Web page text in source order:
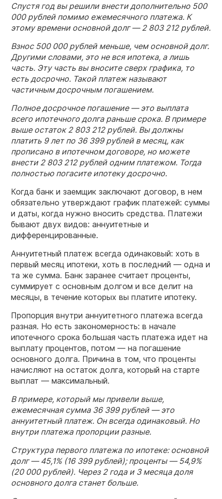
Спустя год вы решили внести дополнительно 500
000 рублей помимо ежемесячного платежа. К
этому времени основной долг — 2 803 212 рублей.
Взнос 500 000 рублей меньше, чем основной долг.
Другими словами, это не вся ипотека, а лишь
часть. Эту часть вы вносите сверх графика, то
есть досрочно. Такой платеж называют
частичным досрочным погашением.
Полное досрочное погашение — это выплата
всего ипотечного долга раньше срока. В примере
выше остаток 2 803 212 рублей. Вы должны
платить 9 лет по 36 399 рублей в месяц, как
прописано в ипотечном договоре, но можете
внести 2 803 212 рублей одним платежом. Тогда
полностью погасите ипотеку досрочно.
Когда банк и заемщик заключают договор, в нем
обязательно утверждают график платежей: суммы
и даты, когда нужно вносить средства. Платежи
бывают двух видов: аннуитетные и
дифференцированные.
Аннуитетный платеж всегда одинаковый: хоть в
первый месяц ипотеки, хоть в последний — одна и
та же сумма. Банк заранее считает проценты,
суммирует с основным долгом и все делит на
месяцы, в течение которых вы платите ипотеку.
Пропорция внутри аннуитетного платежа всегда
разная. Но есть закономерность: в начале
ипотечного срока большая часть платежа идет на
выплату процентов, потом — на погашение
основного долга. Причина в том, что проценты
начисляют на остаток долга, который на старте
выплат — максимальный.
В примере, который мы привели выше,
ежемесячная сумма 36 399 рублей — это
аннуитетный платеж. Он всегда одинаковый. Но
внутри платежа пропорции разные.
Структура первого платежа по ипотеке: основной
долг — 45,1% (16 399 рублей); проценты — 54,9%
(20 000 рублей). Через 2 года и 3 месяца доля
основного долга станет больше.